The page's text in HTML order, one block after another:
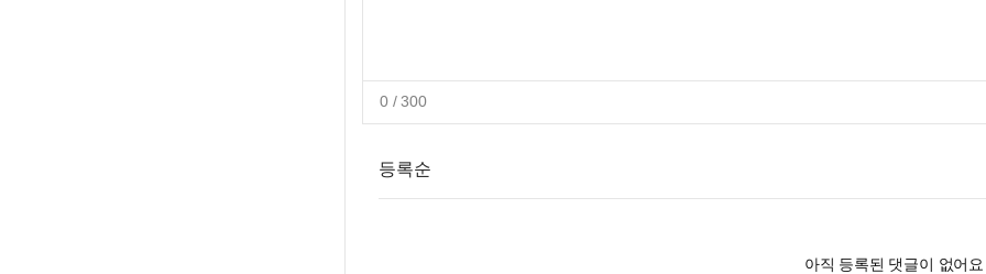
0/ 300
등록순
아직 등록된 댓글이 없어요